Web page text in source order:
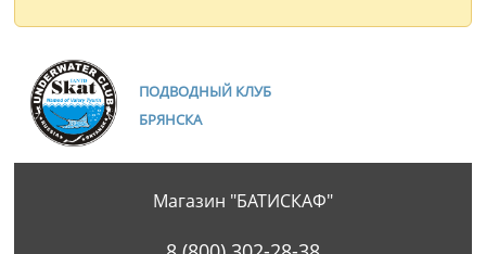
ПОДВОДНЫЙ КЛУБ
БРЯНСКА
Магазин "БАТИСКАФ"